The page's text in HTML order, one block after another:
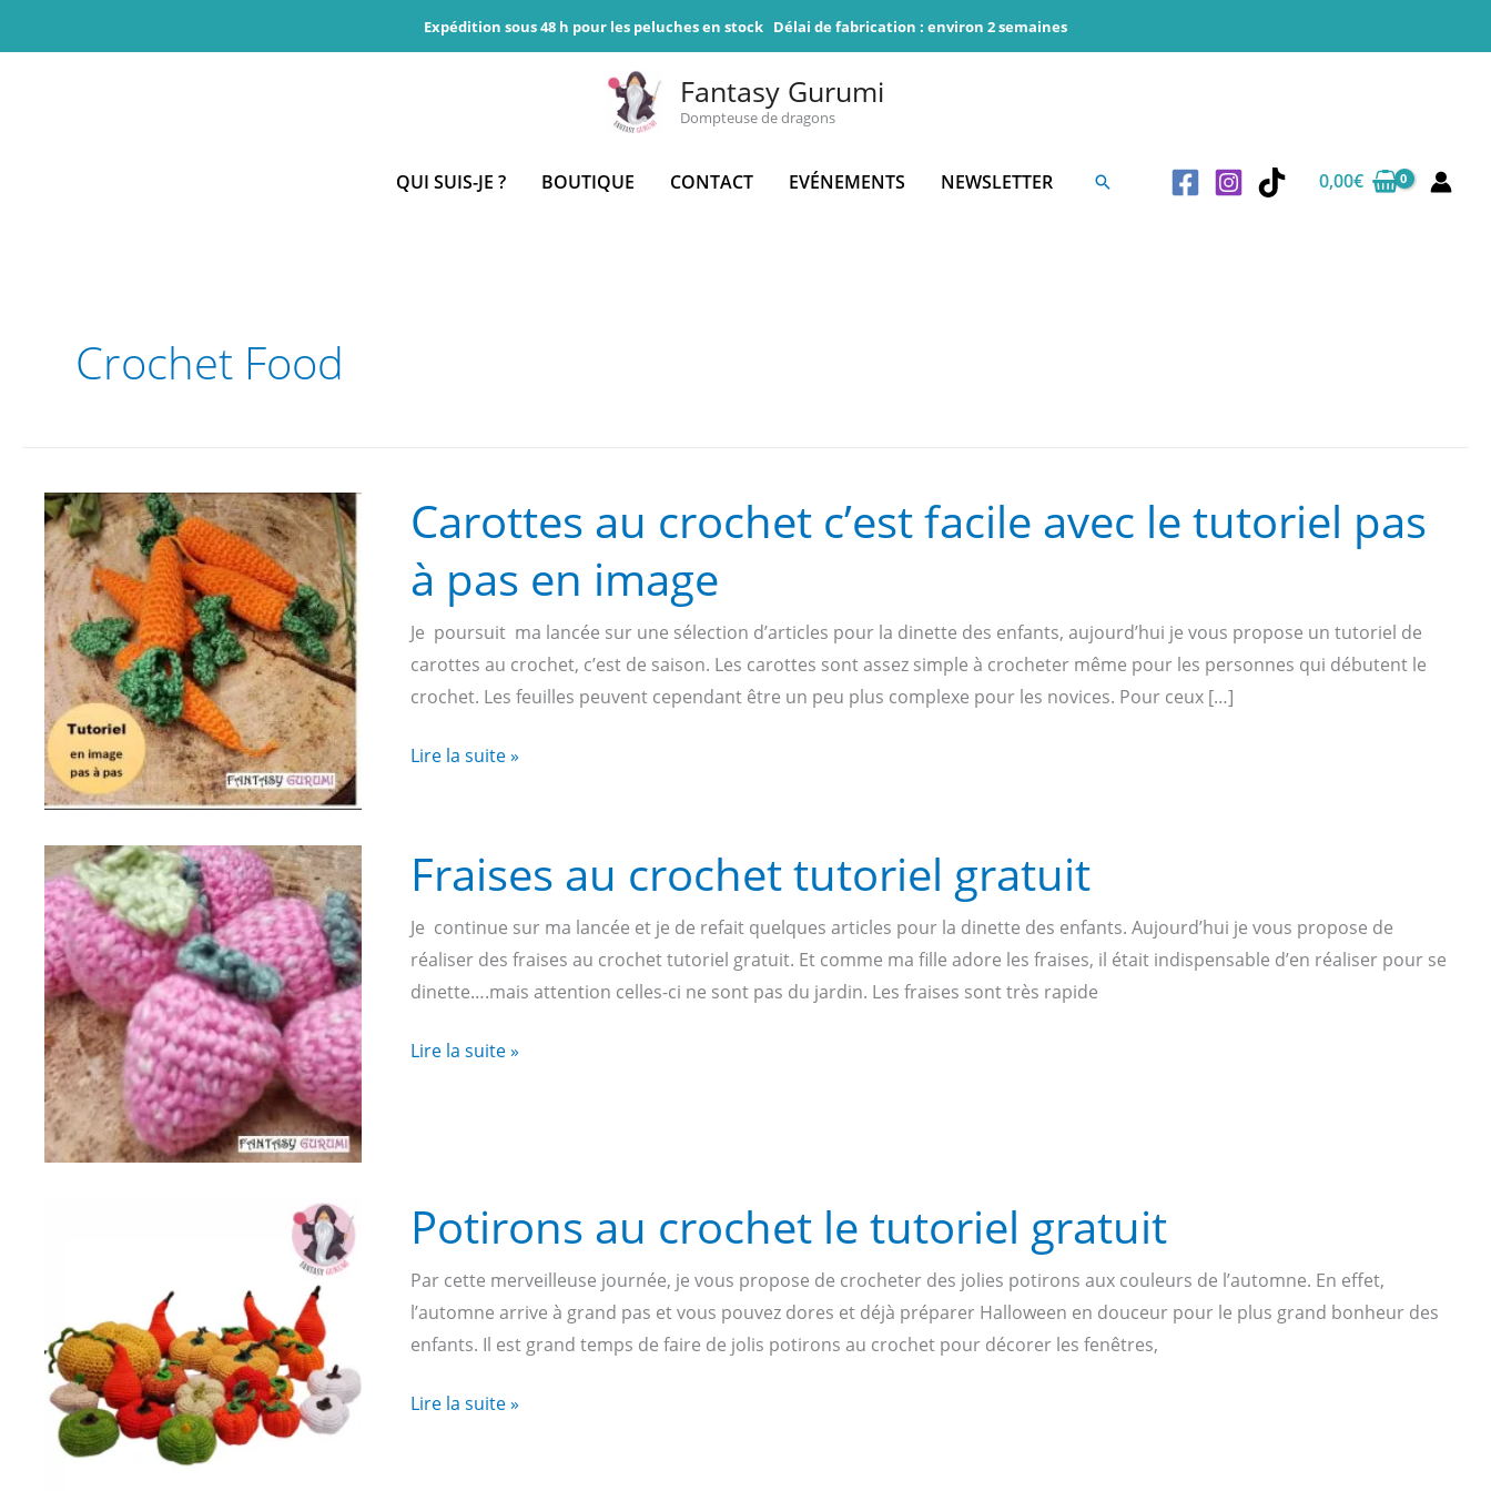
au
Expédition sous 48 h pour les peluches en stock Délai de fabrication : environ 2 semaines
Fantasy Gurumi
Dompteuse de dragons
QUI SUIS-JE ? BOUTIQUE CONTACT EVÉNEMENTS NEWSLETTER Rechercher 0,00€
Crochet Food
Carottes au crochet c’est facile avec le tutoriel pas
à pas en image
Je poursuit ma lancée sur une sélection d’articles pour la dinette des enfants, aujourd’hui je vous propose un tutoriel de
carottes au crochet, c’est de saison. Les carottes sont assez simple à crocheter même pour les personnes qui débutent le
crochet. Les feuilles peuvent cependant être un peu plus complexe pour les novices. Pour ceux […]
Carottes
facile
avec
le
tutoriel
à
Lire la suite »
Fraises au crochet tutoriel gratuit
Je continue sur ma lancée et je de refait quelques articles pour la dinette des enfants. Aujourd’hui je vous propose de
réaliser des fraises au crochet tutoriel gratuit. Et comme ma fille adore les fraises, il était indispensable d’en réaliser pour se
dinette….mais attention celles-ci ne sont pas du jardin. Les fraises sont très rapide
Fraises
Lire la suite »
Potirons au crochet le tutoriel gratuit
Par cette merveilleuse journée, je vous propose de crocheter des jolies potirons aux couleurs de l’automne. En effet,
l’automne arrive à grand pas et vous pouvez dores et déjà préparer Halloween en douceur pour le plus grand bonheur des
enfants. Il est grand temps de faire de jolis potirons au crochet pour décorer les fenêtres,
Potirons
Lire la suite »